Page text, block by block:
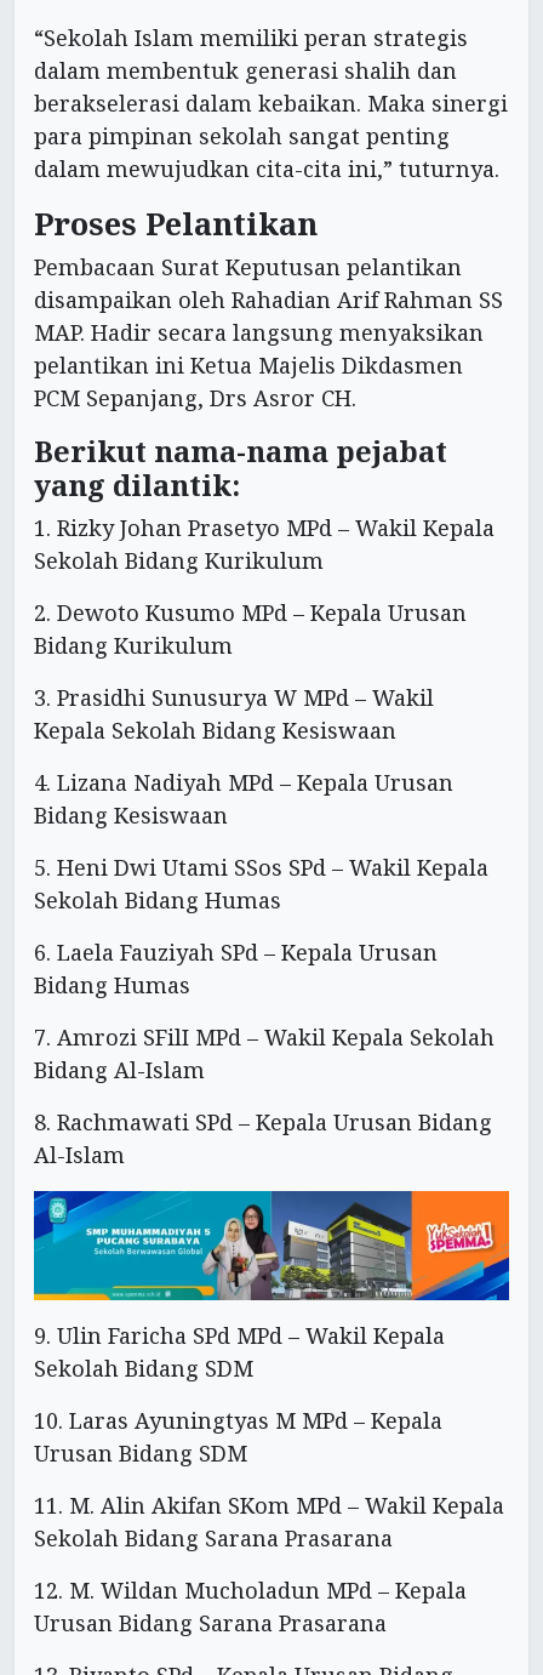
“Sekolah Islam memiliki peran strategis
dalam membentuk generasi shalih dan
berakselerasi dalam kebaikan. Maka sinergi
para pimpinan sekolah sangat penting
dalam mewujudkan cita-cita ini,” tuturnya.
Proses Pelantikan
Pembacaan Surat Keputusan pelantikan
disampaikan oleh Rahadian Arif Rahman SS
MAP. Hadir secara langsung menyaksikan
pelantikan ini Ketua Majelis Dikdasmen
PCM Sepanjang, Drs Asror CH.
Berikut nama-nama pejabat
yang dilantik:
1. Rizky Johan Prasetyo MPd – Wakil Kepala
Sekolah Bidang Kurikulum
2. Dewoto Kusumo MPd – Kepala Urusan
Bidang Kurikulum
3. Prasidhi Sunusurya W MPd – Wakil
Kepala Sekolah Bidang Kesiswaan
4. Lizana Nadiyah MPd – Kepala Urusan
Bidang Kesiswaan
5. Heni Dwi Utami SSos SPd – Wakil Kepala
Sekolah Bidang Humas
6. Laela Fauziyah SPd – Kepala Urusan
Bidang Humas
7. Amrozi SFilI MPd – Wakil Kepala Sekolah
Bidang Al-Islam
8. Rachmawati SPd – Kepala Urusan Bidang
Al-Islam
9. Ulin Faricha SPd MPd – Wakil Kepala
Sekolah Bidang SDM
10. Laras Ayuningtyas M MPd – Kepala
Urusan Bidang SDM
11. M. Alin Akifan SKom MPd – Wakil Kepala
Sekolah Bidang Sarana Prasarana
12. M. Wildan Mucholadun MPd – Kepala
Urusan Bidang Sarana Prasarana